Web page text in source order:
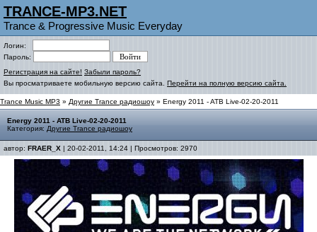
TRANCE-MP3.NET
Trance & Progressive Music Everyday
Логин:
Пароль:
Регистрация на сайте! Забыли пароль?
Вы просматриваете мобильную версию сайта. Перейти на полную версию сайта.
Trance Music MP3 » Другие Trance радиошоу » Energy 2011 - ATB Live-02-20-2011
Energy 2011 - ATB Live-02-20-2011
Категория: Другие Trance радиошоу
автор: FRAER_X | 20-02-2011, 14:24 | Просмотров: 2970